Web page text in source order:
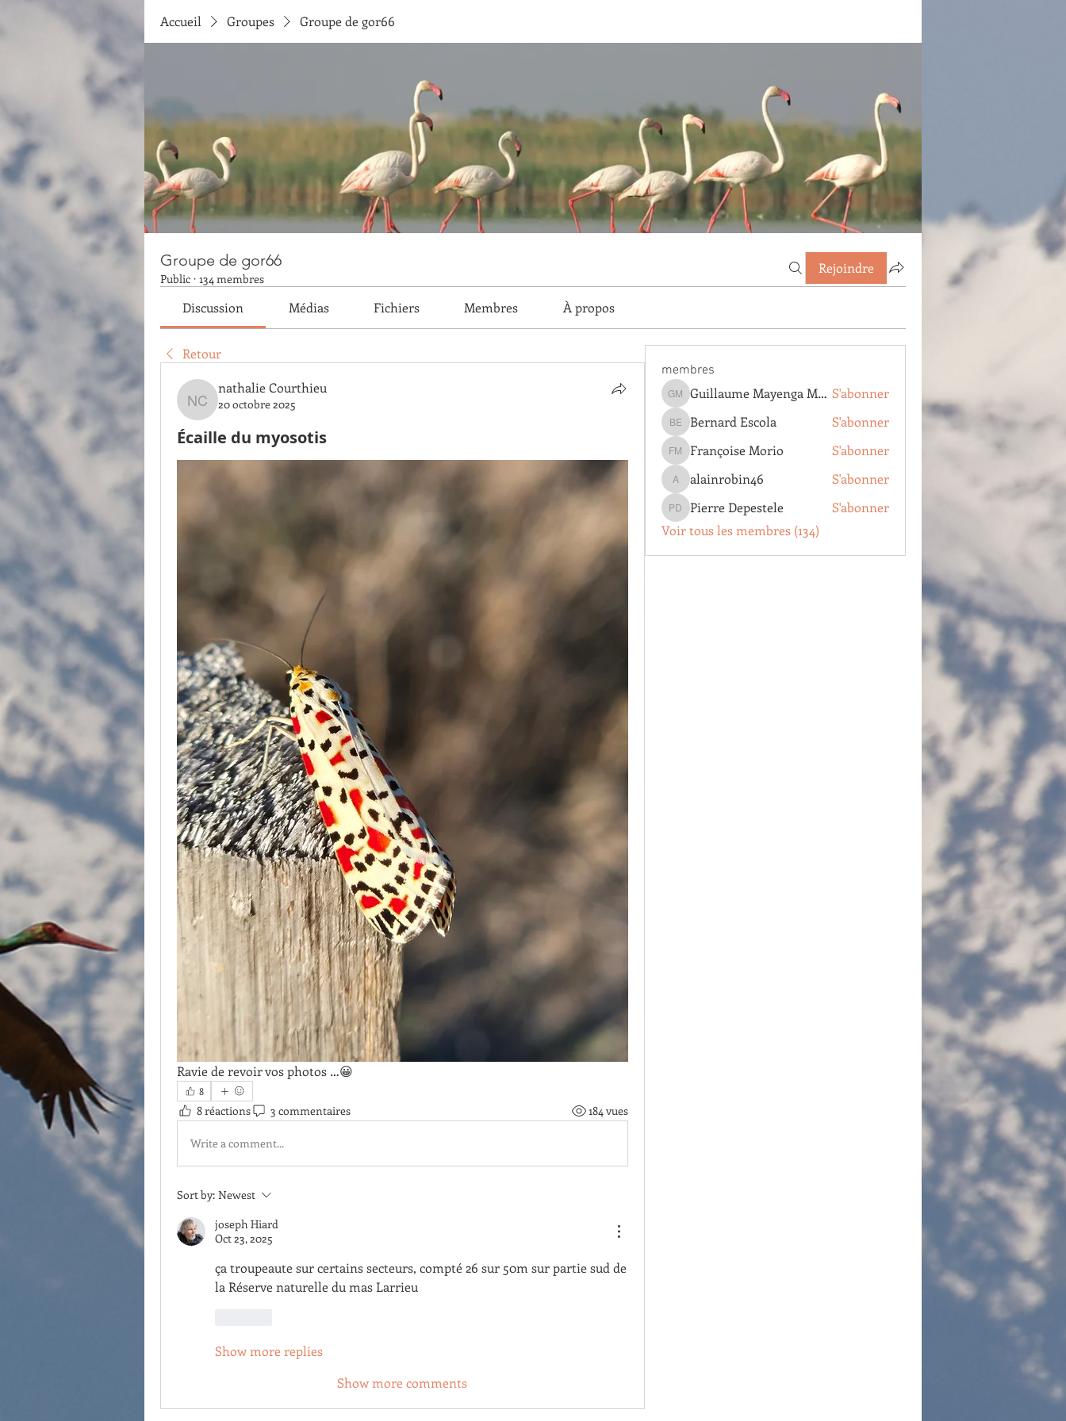
Accueil Groupes Groupe de gor66
Groupe de gor66
Public · 134 membres
Rejoindre
Discussion Médias Fichiers Membres À propos
Retour
nathalie Courthieu
nathalie Courthieu
20 octobre 2025
Écaille du myosotis
Ravie de revoir vos photos …😀
8
8 réactions 3 commentaires 184 vues
Write a comment...
Sort by: Newest
joseph Hiard
Oct 23, 2025
ça troupeaute sur certains secteurs, compté 26 sur 50m sur partie sud de
la Réserve naturelle du mas Larrieu
Show more replies
Show more comments
membres
Guillaume Mayenga Mankezi
Guillaume Mayenga Mankezi S'abonner
Bernard Escola
Bernard Escola S'abonner
Françoise Morio
Françoise Morio S'abonner
alainrobin46
alainrobin46 S'abonner
Pierre Depestele
Pierre Depestele
S'abonner
Voir tous les membres (134)